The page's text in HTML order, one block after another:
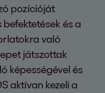
pozícióját
és a
való
játszottak
képességével és
aktívan kezeli a